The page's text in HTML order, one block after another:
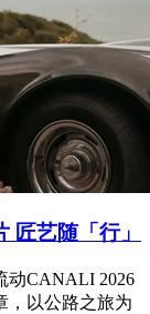
艺随「行」
动CANALI 2026
，以公路之旅为